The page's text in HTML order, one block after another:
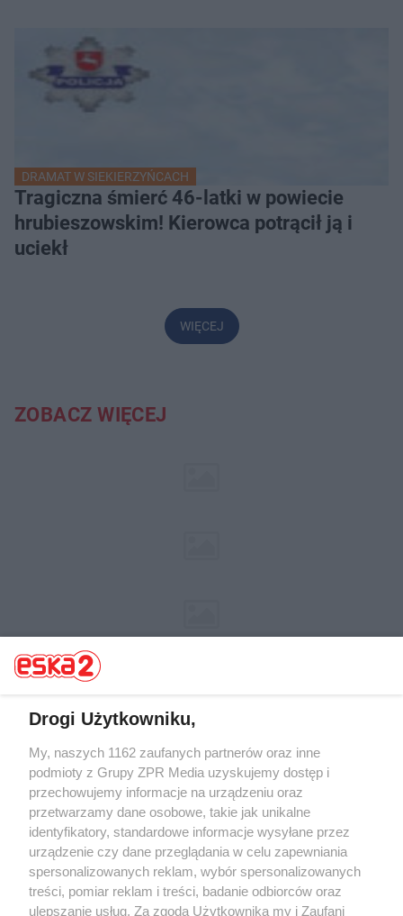
DRAMAT W SIEKIERZYŃCACH
Tragiczna śmierć 46-latki w powiecie
hrubieszowskim! Kierowca potrącił ją i
uciekł
WIĘCEJ
ZOBACZ WIĘCEJ
Żaden utwór zamieszczony w serwisie nie może być powielany i
rozpowszechniany lub dalej rozpowszechniany w jakikolwiek sposób (w
tym także elektroniczny lub mechaniczny) na jakimkolwiek polu
eksploatacji w jakiejkolwiek formie, włącznie z umieszczaniem w
Internecie bez pisemnej zgody właściciela praw. Jakiekolwiek użycie lub
wykorzystanie utworów w całości lub w części z naruszeniem prawa,
tzn. bez właściwej zgody, jest zabronione pod groźbą kary i może być
ścigane prawnie.
Drogi Użytkowniku,
My, naszych 1162 zaufanych partnerów oraz inne
podmioty z Grupy ZPR Media uzyskujemy dostęp i
przechowujemy informacje na urządzeniu oraz
przetwarzamy dane osobowe, takie jak unikalne
identyfikatory, standardowe informacje wysyłane przez
urządzenie czy dane przeglądania w celu zapewniania
spersonalizowanych reklam, wybór spersonalizowanych
treści, pomiar reklam i treści, badanie odbiorców oraz
ulepszanie usług. Za zgodą Użytkownika my i Zaufani